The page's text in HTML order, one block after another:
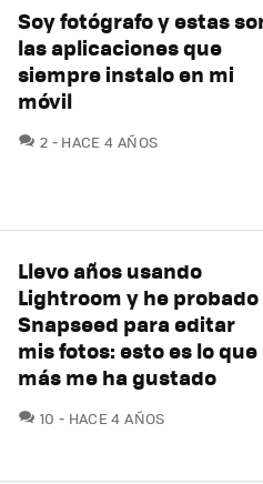
Soy fotógrafo y estas
las aplicaciones que
siempre instalo en mi
móvil
2 COMENTARIOS
HACE 4 AÑOS
Llevo años usando
Lightroom y he probado
Snapseed para editar
mis fotos: esto es lo que
más me ha gustado
10 COMENTARIOS
HACE 4 AÑOS